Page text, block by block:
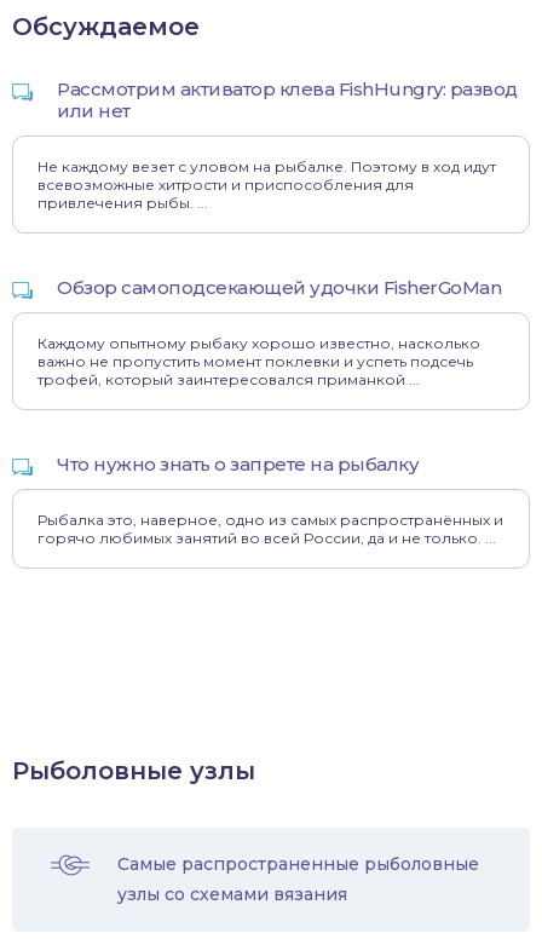
Обсуждаемое
Рассмотрим активатор клева FishHungry: развод
или нет
Не каждому везет с уловом на рыбалке. Поэтому в ход идут
всевозможные хитрости и приспособления для
привлечения рыбы. ...
Обзор самоподсекающей удочки FisherGoMan
Каждому опытному рыбаку хорошо известно, насколько
важно не пропустить момент поклевки и успеть подсечь
трофей, который заинтересовался приманкой ...
Что нужно знать о запрете на рыбалку
Рыбалка это, наверное, одно из самых распространённых и
горячо любимых занятий во всей России, да и не только. ...
Рыболовные узлы
Самые распространенные рыболовные
узлы со схемами вязания